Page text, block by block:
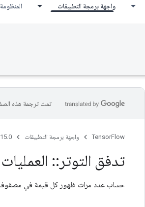
واجهة برمجة التطبيقات
تمت ترجمة هذه
TensorFlow واجهة برمجة التطبيقات
تدفق التوتر :: العمليات
حساب عدد مرات ظهور كل قيمة في